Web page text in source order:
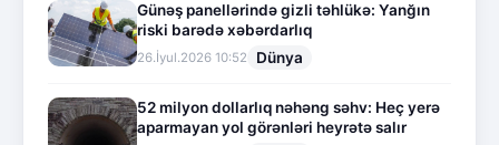
Günəş panellərində gizli təhlükə: Yanğın
riski barədə xəbərdarlıq
26.İyul.2026 10:52 Dünya
52 milyon dollarlıq nəhəng səhv: Heç yerə
aparmayan yol görənləri heyrətə salır